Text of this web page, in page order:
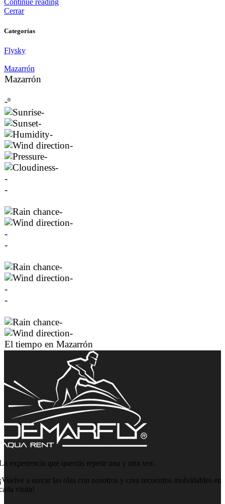
Continue reading
Cerrar
Categorías
Flysky
Mazarrón
Mazarrón
-º
-
-
-
-
-
-
-
-
-
-
-
-
-
-
-
-
-
-
El tiempo en Mazarrón
experiencia que querrás repetir una y otra vez.
a surcar las olas con nosotros y crea recuerdos inolvidables en
visita!